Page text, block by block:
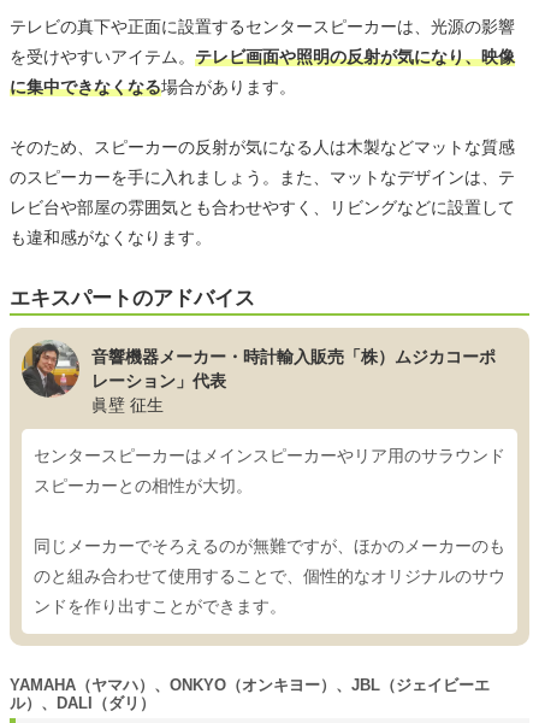
テレビの真下や正面に設置するセンタースピーカーは、光源の影響
を受けやすいアイテム。 テレビ画面や照明の反射が気になり、映像
に集中できなくなる場合があります。
そのため、スピーカーの反射が気になる人は木製などマットな質感
のスピーカーを手に入れましょう。また、マットなデザインは、テ
レビ台や部屋の雰囲気とも合わせやすく、リビングなどに設置して
も違和感がなくなります。
エキスパートのアドバイス
音響機器メーカー・時計輸入販売「株）ムジカコーポ
レーション」代表
眞壁 征生
センタースピーカーはメインスピーカーやリア用のサラウンド
スピーカーとの相性が大切。
同じメーカーでそろえるのが無難ですが、ほかのメーカーのも
のと組み合わせて使用することで、個性的なオリジナルのサウ
ンドを作り出すことができます。
YAMAHA（ヤマハ）、ONKYO（オンキヨー）、JBL（ジェイビーエ
ル）、DALI（ダリ）